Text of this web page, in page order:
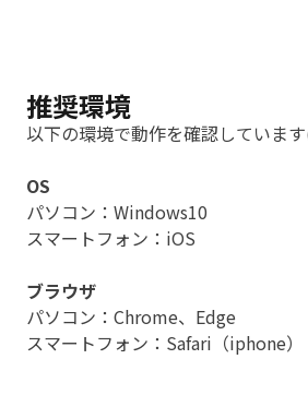
推奨環境
以下の環境で動作を確認していま
OS
パソコン：Windows10
スマートフォン：iOS
ブラウザ
パソコン：Chrome、Edge
スマートフォン：Safari（iphone）